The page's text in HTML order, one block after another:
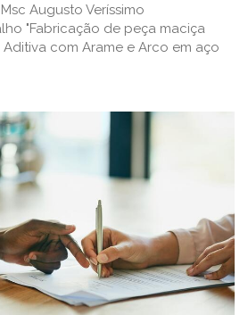
Augusto Veríssimo
"Fabricação de peça maciça
com Arame e Arco em aço